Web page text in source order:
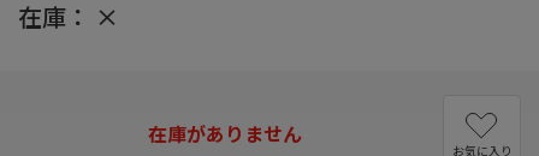
在庫： ×
在庫がありません
お気に入り